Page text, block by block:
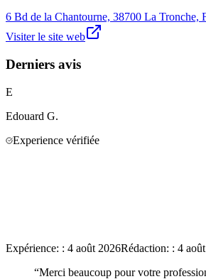
6 Bd de la Chantourne, 38700 La Tronche,
Visiter le site web
Derniers avis
E
Edouard G.
Experience vérifiée
Expérience: : 4 août 2026Rédaction: : 4
“Merci beaucoup pour votre